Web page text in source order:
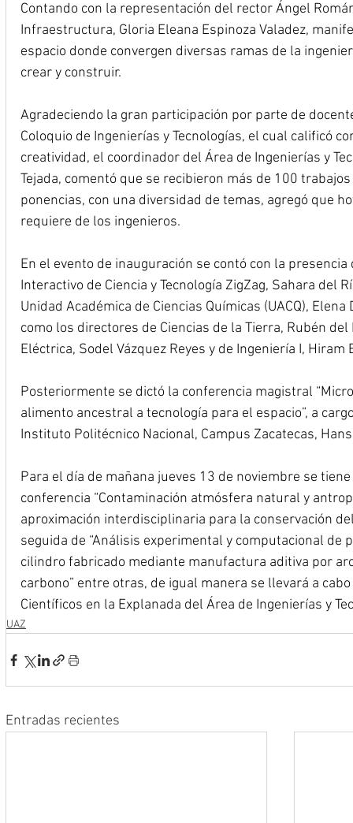
Contando con la representación del rector Ángel
Infraestructura, Gloria Eleana Espinoza Valadez,
espacio donde convergen diversas ramas de la
crear y construir.
Agradeciendo la gran participación por parte de
Coloquio de Ingenierías y Tecnologías, el cual calificó
creatividad, el coordinador del Área de Ingenierías y
Tejada, comentó que se recibieron más de 100
ponencias, con una diversidad de temas, agregó que
requiere de los ingenieros.
En el evento de inauguración se contó con la
Interactivo de Ciencia y Tecnología ZigZag, Sahara del
Unidad Académica de Ciencias Químicas (UACQ),
como los directores de Ciencias de la Tierra, Rubén
Eléctrica, Sodel Vázquez Reyes y de Ingeniería I,
Posteriormente se dictó la conferencia magistral
alimento ancestral a tecnología para el espacio”, a
Instituto Politécnico Nacional, Campus Zacatecas,
Para el día de mañana jueves 13 de noviembre se
conferencia “Contaminación atmósfera natural y
aproximación interdisciplinaria para la conservación
seguida de “Análisis experimental y computacional de
cilindro fabricado mediante manufactura aditiva por
carbono” entre otras, de igual manera se llevará a
Científicos en la Explanada del Área de Ingenierías y
UAZ
Entradas recientes